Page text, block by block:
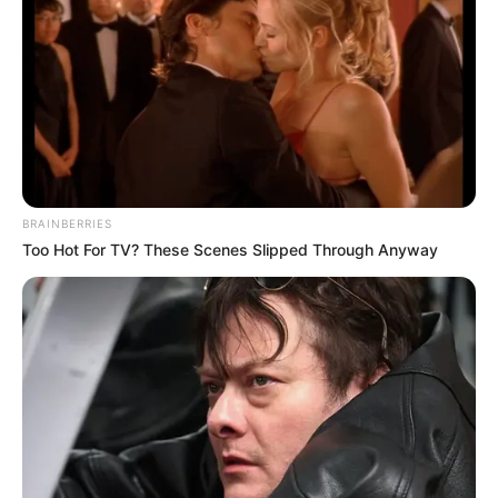
-ad3
AMACES -
União dos Agentes de Combate às Endemias e
dos Agentes Comunitários de Saúde de Minas Gerais
entidade representativa das duas categoria no Estado de Minas
Gerais obteve decisão que suspende Processo Seletivo
Simplificado destinado à contratação de Agentes Comunitários de
Saúde e Agentes de Combate às Endemias.
indeterminado, com os mesmos direitos dos demais servidores
públicos municipais.
🛡️ Ação judicial questionou modelo de contratação
A entidade argumentou que as funções exercidas pelos
Agentes
Comunitários de Saúde e Agentes de Combate às Endemias
possuem natureza permanente dentro da Atenção Primária em
Saúde e da Vigilância em Saúde.
BRAINBERRIES
Too Hot For TV? These Scenes Slipped Through Anyway